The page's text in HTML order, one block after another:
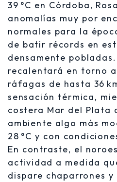
39 °C en Córdoba,
anomalías muy por
normales para la
de batir récords en
densamente
recalentará en torno a
ráfagas de hasta 36
sensación térmica,
costera Mar del Plata
ambiente algo más
28 °C y con
En contraste, el
actividad a medida
dispare chaparrones